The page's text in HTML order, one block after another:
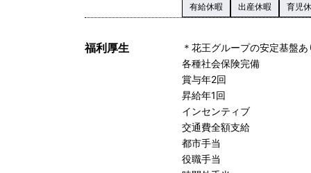
有給休暇 出産休暇 育児
福利厚生
＊花王グループの安定基盤あ
各種社会保険完備
賞与年2回
昇給年1回
インセンティブ
交通費全額支給
都市手当
役職手当